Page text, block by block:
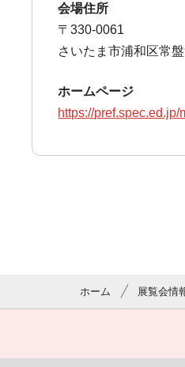
会場住所
〒330-0061
さいたま市浦和区常
ホームページ
https://pref.spec.ed.jp/
ホーム 展覧会情